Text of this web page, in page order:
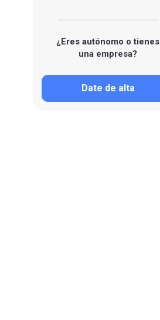
¿Eres autónomo o tienes
una empresa?
Date de alta